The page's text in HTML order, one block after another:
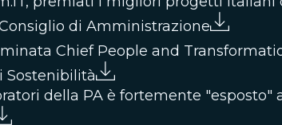
di Amministrazione
Chief People and
Sostenibilità
della PA è fortemente